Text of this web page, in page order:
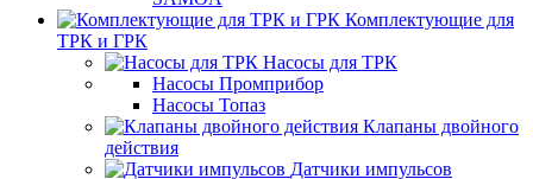
Комплектующие для
ТРК и ГРК
Насосы для ТРК
Насосы Промприбор
Насосы Топаз
Клапаны двойного
действия
Датчики импульсов